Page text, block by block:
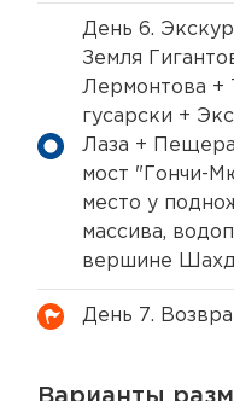
День 6.
Земля
Лермонтова +
гусарски +
Лаза +
мост "Гончи-
место у
массива,
вершине
День 7.
Варианты